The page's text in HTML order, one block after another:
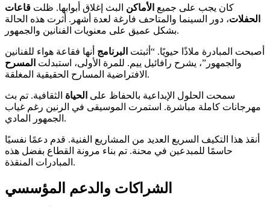
كان يجب على جميع الأماكن البث إغلاق أبوابها. ظلت قاعات
الحفلات، دور السينما والمتاحف فارغة لعدة أشهر. أثرت هذه الحالة
بشكل عميق على معنويات الفنانين والجمهور.
أصبحت المبادرة ملاذًا حيويًا. “أثبتت البرنامج أنها فقاعة هواء للفنانين
والجمهور”، يشرح رافائيل ييم. للمرة الأولى، استبدلت المسرح
الافتراضية المسارح الحقيقية المغلقة.
سمحت الحلول الإبداعية بالحفاظ على الحياة الثقافية. تم بث
مهرجانات كاملة مباشرة. استمرت الموسيقى في الرنين رغم غياب
الجمهور المادي.
أنقذ هذا التكيف السريع العديد من المشاريع الفنية. قدم دعمًا نفسيًا
حاسمًا للمبدعين في محنة. تم بناء مرونة القطاع بفضل هذه
المبادرات المنقذة.
الشراكات والدعم المؤسسي